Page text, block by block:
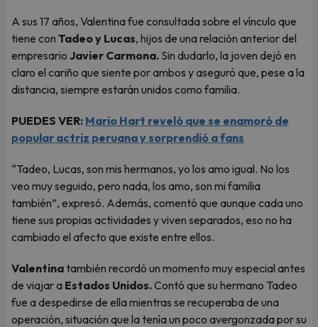
A sus 17 años, Valentina fue consultada sobre el vínculo que
tiene con Tadeo y Lucas, hijos de una relación anterior del
empresario Javier Carmona. Sin dudarlo, la joven dejó en
claro el cariño que siente por ambos y aseguró que, pese a la
distancia, siempre estarán unidos como familia.
PUEDES VER: Mario Hart reveló que se enamoró de
popular actriz peruana y sorprendió a fans
“Tadeo, Lucas, son mis hermanos, yo los amo igual. No los
veo muy seguido, pero nada, los amo, son mi familia
también”, expresó. Además, comentó que aunque cada uno
tiene sus propias actividades y viven separados, eso no ha
cambiado el afecto que existe entre ellos.
Valentina también recordó un momento muy especial antes
de viajar a Estados Unidos.Contó que su hermano Tadeo
fue a despedirse de ella mientras se recuperaba de una
operación, situación que la tenía un poco avergonzada por su